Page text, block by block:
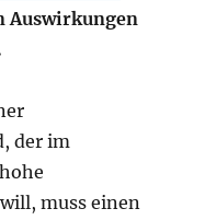
Auswirkungen
der im
muss einen